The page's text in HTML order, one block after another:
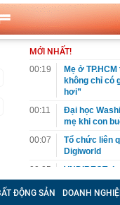
MỚI NHẤT!
00:19
Mẹ ở
không chỉ có
hơi”
00:11
Đại học
mẹ khi con
00:07
Tổ chức liên
Digiworld
00:05
VNDIRECT
khoán
Doanh
ĐỘNG SẢN DOANH